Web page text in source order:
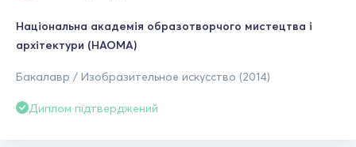
Національна академія образотворчого мистецтва і
архітектури (НАОМА)
Бакалавр / Изобразительное искусство (2014)
Диплом підтверджений